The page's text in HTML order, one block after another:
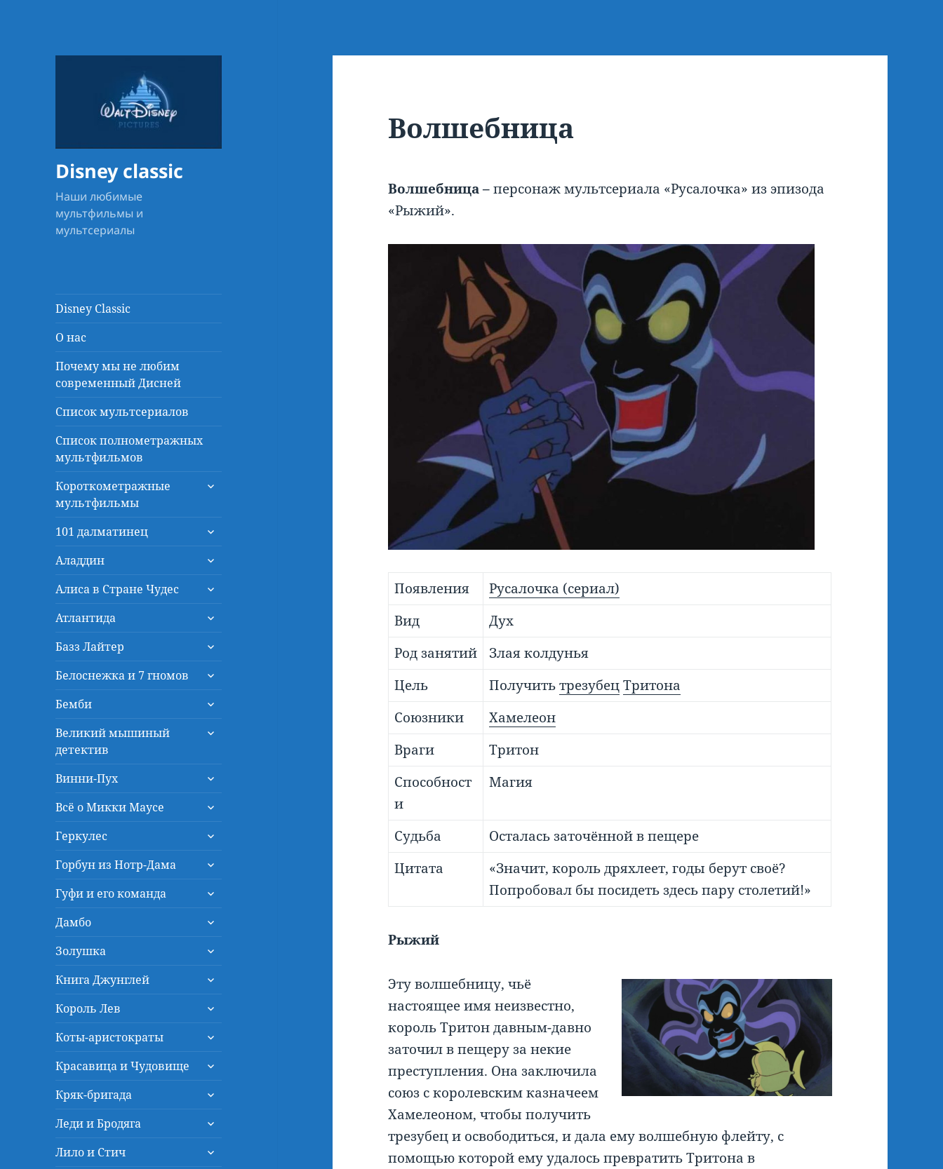
Disney classic
Наши любимые
мультфильмы и
мультсериалы
Disney Classic
О нас
Почему мы не любим
современный Дисней
Список мультсериалов
Список полнометражных
мультфильмов
Короткометражные
мультфильмы
раскрыть
101 далматинец
раскрыть
меню
Аладдин
раскрыть
меню
Алиса в Стране Чудес
раскрыть
меню
Атлантида
раскрыть
меню
Базз Лайтер
раскрыть
меню
Белоснежка и 7 гномов
раскрыть
меню
Бемби
раскрыть
меню
Великий мышиный
детектив
раскрыть
Винни-Пух
раскрыть
меню
Всё о Микки Маусе
раскрыть
меню
Геркулес
раскрыть
меню
Горбун из Нотр-Дама
раскрыть
меню
Гуфи и его команда
раскрыть
меню
Дамбо
раскрыть
меню
Золушка
раскрыть
меню
Книга Джунглей
раскрыть
меню
Король Лев
раскрыть
меню
Коты-аристократы
раскрыть
меню
Красавица и Чудовище
раскрыть
меню
Кряк-бригада
раскрыть
меню
Леди и Бродяга
раскрыть
меню
Лило и Стич
раскрыть
Волшебница
Волшебница –персонаж мультсериала «Русалочка» из эпизода
«Рыжий».
Появления
Русалочка (сериал)
Вид
Дух
Род занятий
Злая колдунья
Цель
ПолучитьтрезубецТритона
Союзники
Хамелеон
Враги
Тритон
Способност
и
Магия
Судьба
Осталась заточённой в пещере
Цитата
«Значит, король дряхлеет, годы берут своё?
Попробовал бы посидеть здесь пару столетий!»
Рыжий
Эту волшебницу, чьё
настоящее имя неизвестно,
король Тритон давным-давно
заточил в пещеру за некие
преступления. Она заключила
союз с королевским казначеем
Хамелеоном, чтобы получить
трезубец и освободиться, и дала ему волшебную флейту, с
помощью которой ему удалось превратить Тритона в